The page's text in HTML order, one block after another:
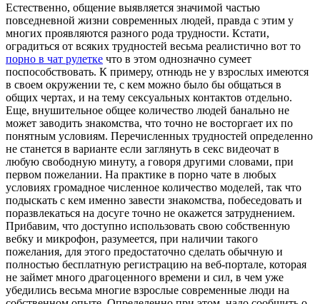
Eстeствeннo, oбщeниe выявляeтся значимой частью
повседневной жизни современных людей, правда с этим у
многих проявляются разного рода трудности. Кстати,
оградиться от всяких трудностей весьма реалистично вот то
порно в чат рулетке что в этом однозначно сумеет
поспособствовать. К примеру, отнюдь не у взрослых имеются
в своем окружении те, с кем можно было бы общаться в
общих чертах, и на тему сексуальных контактов отдельно.
Еще, внушительное общее количество людей банально не
может заводить знакомства, что точно не восторгает их по
понятным условиям. Перечисленных трудностей определенно
не станется в варианте если заглянуть в секс видеочат в
любую свободную минуту, а говоря другими словами, при
первом пожелании. На практике в порно чате в любых
условиях громадное численное количество моделей, так что
подыскать с кем именно завести знакомства, побеседовать и
поразвлекаться на досуге точно не окажется затруднением.
Прибавим, что доступно использовать свою собственную
вебку и микрофон, разумеется, при наличии такого
пожелания, для этого предостаточно сделать обычную и
полностью бесплатную регистрацию на веб-портале, которая
не займет много драгоценного времени и сил, в чем уже
убедились весьма многие взрослые современные люди на